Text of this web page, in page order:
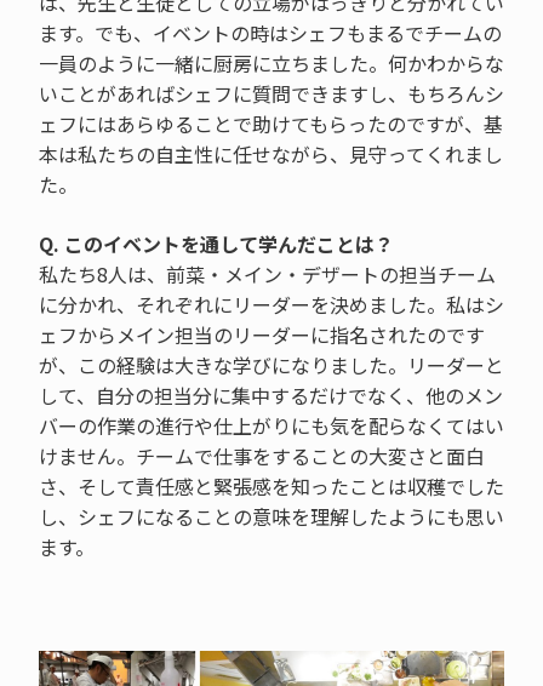
ます。でも、イベントの時はシェフもまるでチームの
一員のように一緒に厨房に立ちました。何かわからな
いことがあればシェフに質問できますし、もちろんシ
ェフにはあらゆることで助けてもらったのですが、基
本は私たちの自主性に任せながら、見守ってくれまし
た。
Q. このイベントを通して学んだことは？
私たち8人は、前菜・メイン・デザートの担当チーム
に分かれ、それぞれにリーダーを決めました。私はシ
ェフからメイン担当のリーダーに指名されたのです
が、この経験は大きな学びになりました。リーダーと
して、自分の担当分に集中するだけでなく、他のメン
バーの作業の進行や仕上がりにも気を配らなくてはい
けません。チームで仕事をすることの大変さと面白
さ、そして責任感と緊張感を知ったことは収穫でした
し、シェフになることの意味を理解したようにも思い
ます。